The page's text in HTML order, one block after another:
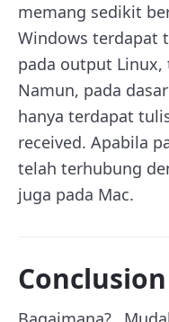
memang sedikit
Windows terdapat
pada output Linux,
Namun, pada
hanya terdapat
received. Apabila
telah terhubung
juga pada Mac.
Conclusion